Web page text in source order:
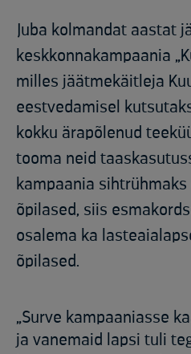
Juba kolmandat aastat
keskkonnakampaania
milles jäätmekäitleja
eestvedamisel
kokku ärapõlenud
tooma neid
kampaania sihtrühmaks
õpilased, siis
osalema ka
õpilased.
„Surve kampaaniasse
ja vanemaid lapsi tuli